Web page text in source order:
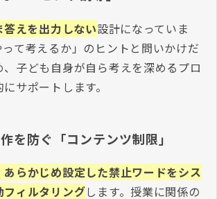
えを出力しない設計になっていま
て考えるか」のヒントと問いかけだ
、子ども自身が自ら考えを深めるプロ
サポートします。
を防ぐ「コンテンツ制限」
らかじめ設定した禁止ワードをシス
フィルタリングします。授業に関係の